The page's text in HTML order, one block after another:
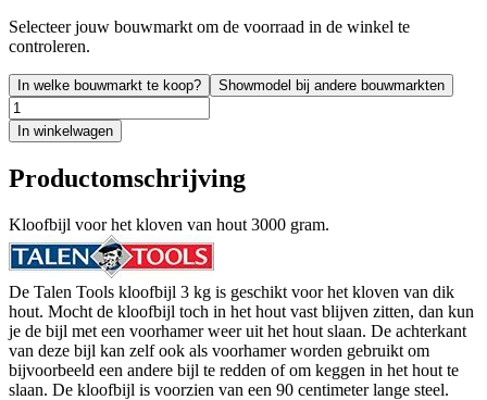
Selecteer jouw bouwmarkt om de voorraad in de winkel te
controleren.
In welke bouwmarkt te koop? Showmodel bij andere bouwmarkten
In winkelwagen
Productomschrijving
Kloofbijl voor het kloven van hout 3000 gram.
De Talen Tools kloofbijl 3 kg is geschikt voor het kloven van dik
hout. Mocht de kloofbijl toch in het hout vast blijven zitten, dan kun
je de bijl met een voorhamer weer uit het hout slaan. De achterkant
van deze bijl kan zelf ook als voorhamer worden gebruikt om
bijvoorbeeld een andere bijl te redden of om keggen in het hout te
slaan. De kloofbijl is voorzien van een 90 centimeter lange steel.